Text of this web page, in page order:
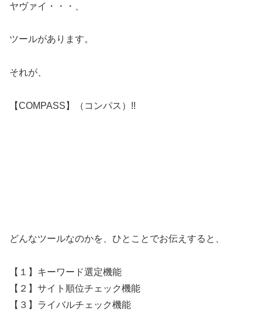
ヤヴァイ・・・、
ツールがあります。
それが、
【COMPASS】（コンパス）!!
どんなツールなのかを、ひとことでお伝えすると、
【１】キーワード選定機能
【２】サイト順位チェック機能
【３】ライバルチェック機能